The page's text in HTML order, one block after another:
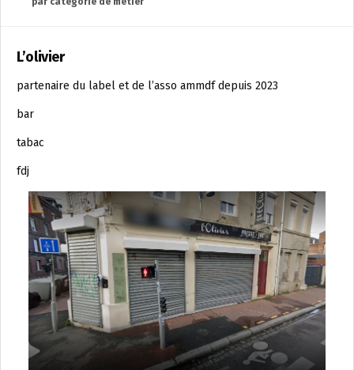
L’olivier
partenaire du label et de l’asso ammdf depuis 2023
bar
tabac
fdj